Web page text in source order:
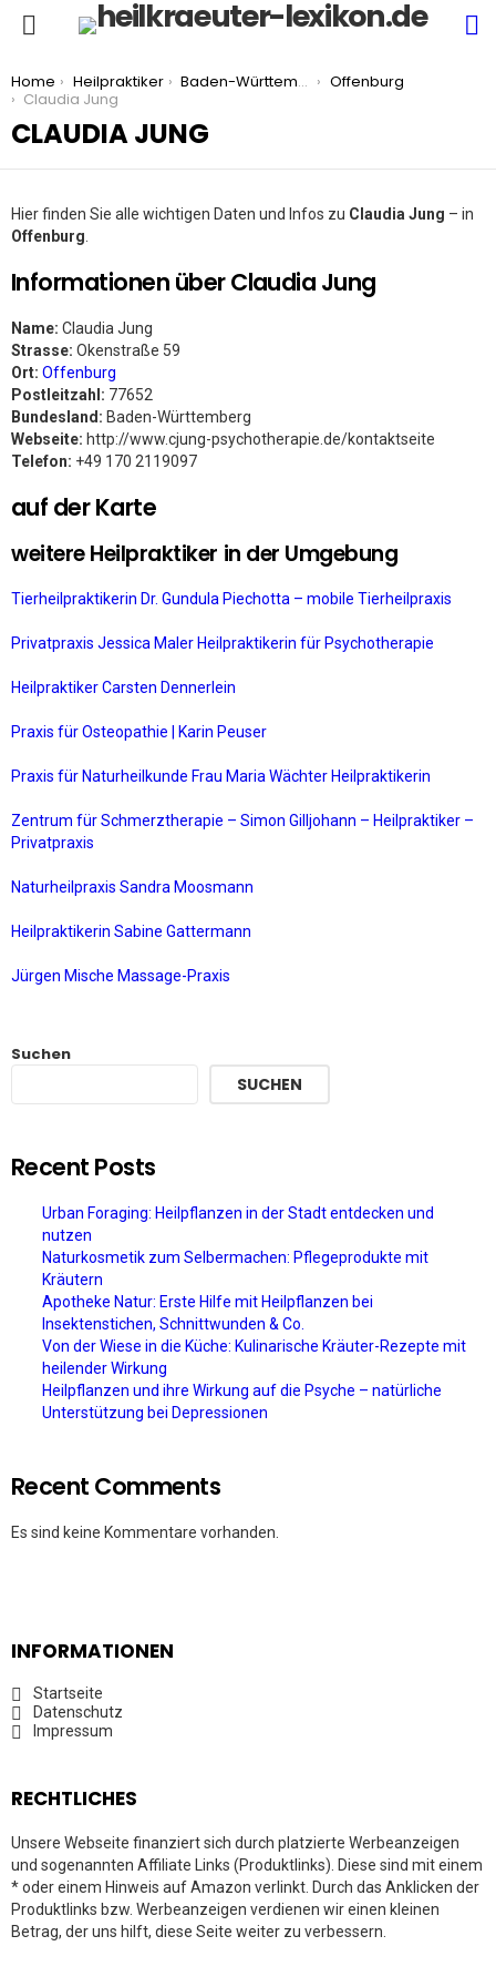
You are here:
Home Heilpraktiker Baden-Württemberg
Offenburg
Claudia Jung
CLAUDIA JUNG
Hier finden Sie alle wichtigen Daten und Infos zu Claudia Jung – in
Offenburg
Informationen über Claudia Jung
Name: Claudia Jung
Strasse: Okenstraße 59
Ort: Offenburg
Postleitzahl: 77652
Bundesland: Baden-Württemberg
Webseite: http://www.cjung-psychotherapie.de/kontaktseite
Telefon: +49 170 2119097
auf der Karte
weitere Heilpraktiker in der Umgebung
Tierheilpraktikerin Dr. Gundula Piechotta – mobile Tierheilpraxis
Privatpraxis Jessica Maler Heilpraktikerin für Psychotherapie
Heilpraktiker Carsten Dennerlein
Praxis für Osteopathie | Karin Peuser
Praxis für Naturheilkunde Frau Maria Wächter Heilpraktikerin
Zentrum für Schmerztherapie – Simon Gilljohann – Heilpraktiker –
Privatpraxis
Naturheilpraxis Sandra Moosmann
Heilpraktikerin Sabine Gattermann
Jürgen Mische Massage-Praxis
Suchen
SUCHEN
Recent Posts
Urban Foraging: Heilpflanzen in der Stadt entdecken und
nutzen
Naturkosmetik zum Selbermachen: Pflegeprodukte mit
Kräutern
Apotheke Natur: Erste Hilfe mit Heilpflanzen bei
Insektenstichen, Schnittwunden & Co.
Von der Wiese in die Küche: Kulinarische Kräuter-Rezepte mit
heilender Wirkung
Heilpflanzen und ihre Wirkung auf die Psyche – natürliche
Unterstützung bei Depressionen
Recent Comments
Es sind keine Kommentare vorhanden.
INFORMATIONEN
Startseite
Datenschutz
Impressum
RECHTLICHES
Unsere Webseite finanziert sich durch platzierte Werbeanzeigen
und sogenannten Affiliate Links (Produktlinks). Diese sind mit einem
* oder einem Hinweis auf Amazon verlinkt. Durch das Anklicken der
Produktlinks bzw. Werbeanzeigen verdienen wir einen kleinen
Betrag, der uns hilft, diese Seite weiter zu verbessern.